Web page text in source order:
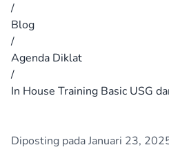
/
Blog
/
Agenda Diklat
/
In House Training Basic USG
Diposting pada Januari 23,